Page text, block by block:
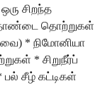
சிறந்த
தொண்டை தொற்றுகள்
* நிமோனியா
* சிறுநீர்ப்
சீழ் கட்டிகள்